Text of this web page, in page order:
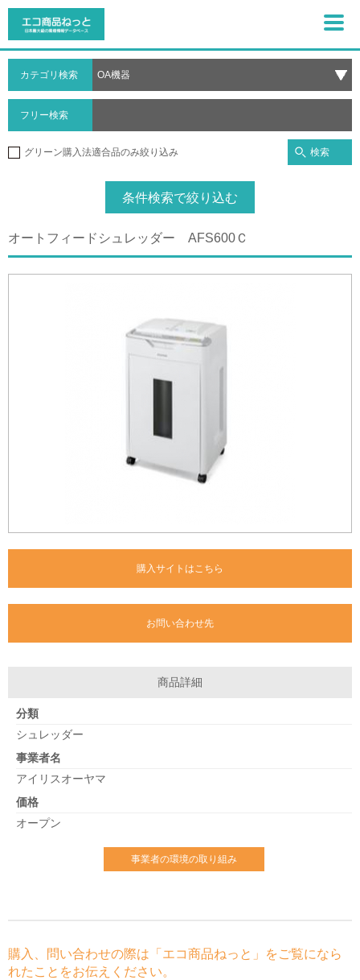
カテゴリ検索
フリー検索
グリーン購入法適合品のみ絞り込み 検索
条件検索で絞り込む
オートフィードシュレッダー AFS600Ｃ
購入サイトはこちら
お問い合わせ先
商品詳細
分類
シュレッダー
事業者名
アイリスオーヤマ
価格
オープン
事業者の環境の取り組み
購入、問い合わせの際は「エコ商品ねっと」をご覧になら
れたことをお伝えください。